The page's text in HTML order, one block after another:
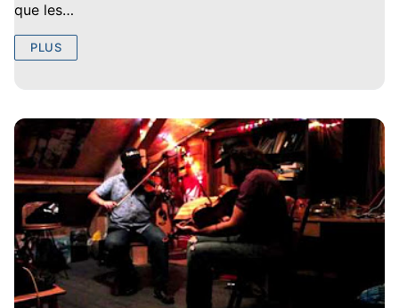
que les…
PLUS